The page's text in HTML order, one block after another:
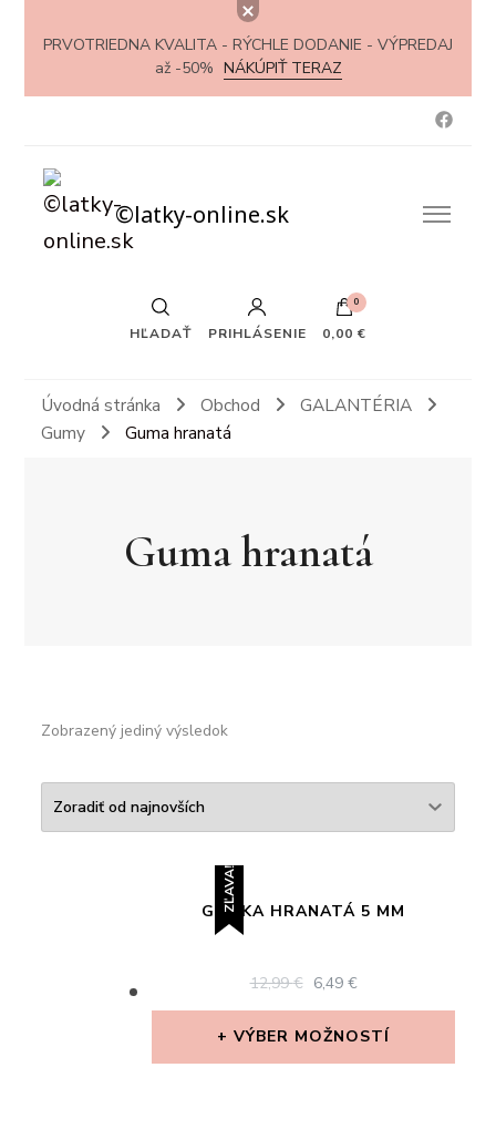
PRVOTRIEDNA KVALITA - RÝCHLE DODANIE - VÝPREDAJ
až -50% NÁKÚPIŤ TERAZ
©latky-online.sk
HĽADAŤ PRIHLÁSENIE
0
0,00 €
Úvodná stránka Obchod
GALANTÉRIA
Gumy
Guma hranatá
Guma hranatá
Zobrazený jediný výsledok
ZĽAVA!
GUMKA HRANATÁ 5 MM
12,99€
ORIGINAL
PRICE
12,99 €.
6,49 €CURRENT
6,49 €.
VÝBER MOŽNOSTÍ